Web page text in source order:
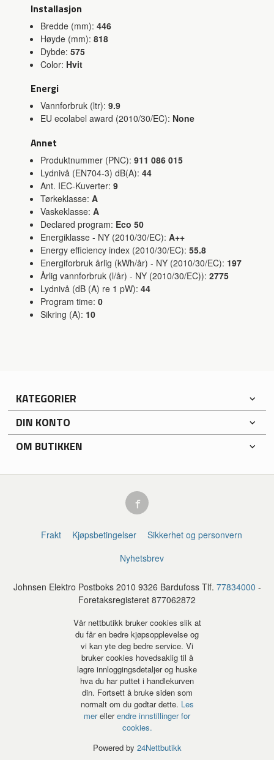
Installasjon
Bredde (mm): 446
Høyde (mm): 818
Dybde: 575
Color: Hvit
Energi
Vannforbruk (ltr): 9.9
EU ecolabel award (2010/30/EC): None
Annet
Produktnummer (PNC): 911 086 015
Lydnivå (EN704-3) dB(A): 44
Ant. IEC-Kuverter: 9
Tørkeklasse: A
Vaskeklasse: A
Declared program: Eco 50
Energiklasse - NY (2010/30/EC): A++
Energy efficiency index (2010/30/EC): 55.8
Energiforbruk årlig (kWh/år) - NY (2010/30/EC): 197
Årlig vannforbruk (l/år) - NY (2010/30/EC)): 2775
Lydnivå (dB (A) re 1 pW): 44
Program time: 0
Sikring (A): 10
KATEGORIER
DIN KONTO
OM BUTIKKEN
Frakt Kjøpsbetingelser
Sikkerhet og personvern
Nyhetsbrev
Johnsen Elektro Postboks 2010 9326 Bardufoss Tlf. 77834000 -
Foretaksregisteret 877062872
Vår nettbutikk bruker cookies slik at
du får en bedre kjøpsopplevelse og
vi kan yte deg bedre service. Vi
bruker cookies hovedsaklig til å
lagre innloggingsdetaljer og huske
hva du har puttet i handlekurven
din. Fortsett å bruke siden som
normalt om du godtar dette. Les
merellerendre innstillinger for
cookies.
Powered by 24Nettbutikk